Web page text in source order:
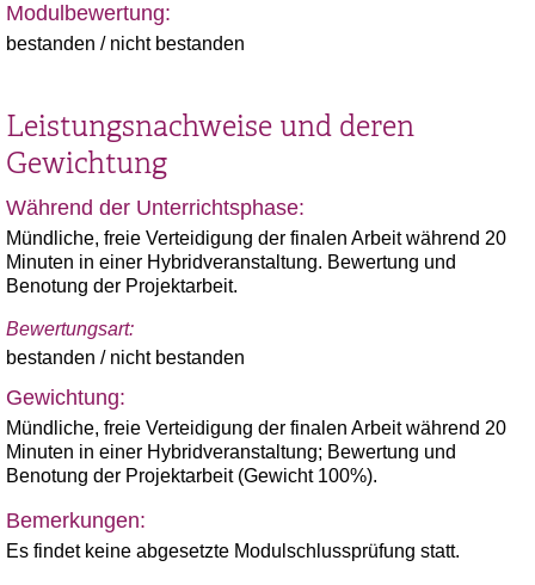
Modulbewertung:
bestanden / nicht bestanden
Leistungsnachweise und deren
Gewichtung
Während der Unterrichtsphase:
Mündliche, freie Verteidigung der finalen Arbeit während 20
Minuten in einer Hybridveranstaltung. Bewertung und
Benotung der Projektarbeit.
Bewertungsart:
bestanden / nicht bestanden
Gewichtung:
Mündliche, freie Verteidigung der finalen Arbeit während 20
Minuten in einer Hybridveranstaltung; Bewertung und
Benotung der Projektarbeit (Gewicht 100%).
Bemerkungen:
Es findet keine abgesetzte Modulschlussprüfung statt.